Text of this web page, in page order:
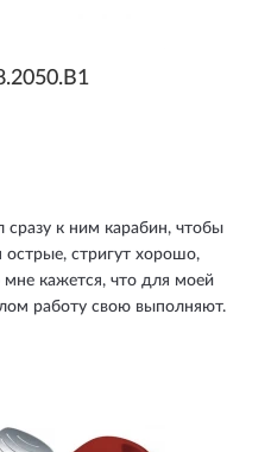
сразу к ним карабин, чтобы
острые, стригут хорошо,
кажется, что для моей
работу свою выполняют.